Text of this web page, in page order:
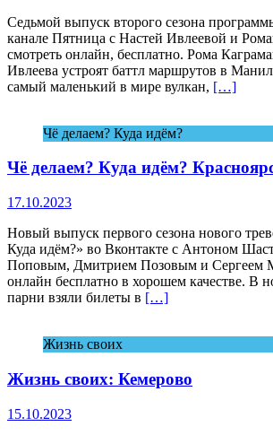
Седьмой выпуск второго сезона
канале Пятница с Настей Ивлеевой и
смотреть онлайн, бесплатно. Рома
Ивлеева устроят баттл маршрутов в
самый маленький в мире вулкан, […]
Чё делаем? Куда идём?
Чё делаем? Куда идём?
17.10.2023
Новый выпуск первого сезона нового
Куда идём?» во Вконтакте с Антоном
Поповым, Дмитрием Позовым и Сергеем
онлайн бесплатно в хорошем качестве. В
парни взяли билеты в […]
Жизнь своих
Жизнь своих: Кемерово
15.10.2023